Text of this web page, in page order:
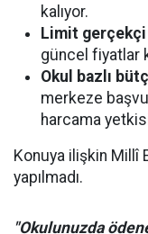
kalıyor.
Limit gerçekçi
güncel fiyatlar
Okul bazlı
merkeze
harcama
Konuya ilişkin Millî
yapılmadı.
"Okulunuzda